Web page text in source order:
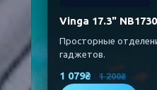
Vinga 17.3" NB1730
Просторные
гаджетов.
1 079₴ 1 200₴